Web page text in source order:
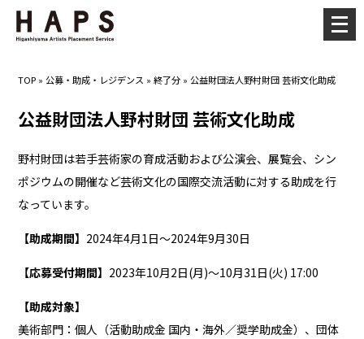
TOP »公募・助成・レジデンス »終了分 »公益財団法人野村財団 芸術文化助成
公益財団法人野村財団 芸術文化助成
野村財団は若手芸術家の育成活動および公演会、展覧会、シン
ポジウムの開催など芸術文化の国際交流活動に対する助成を行
なっています。
【助成期間】 2024年4月1日～2024年9月30日
【応募受付期間】 2023年10月2日(月)～10月31日(火) 17:00
【助成対象】
美術部門：個人（活動助成金 国内・海外／奨学助成金）、団体
メ
ニ
ー
く